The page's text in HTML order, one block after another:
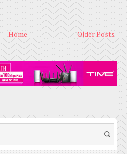
Older Posts
Home